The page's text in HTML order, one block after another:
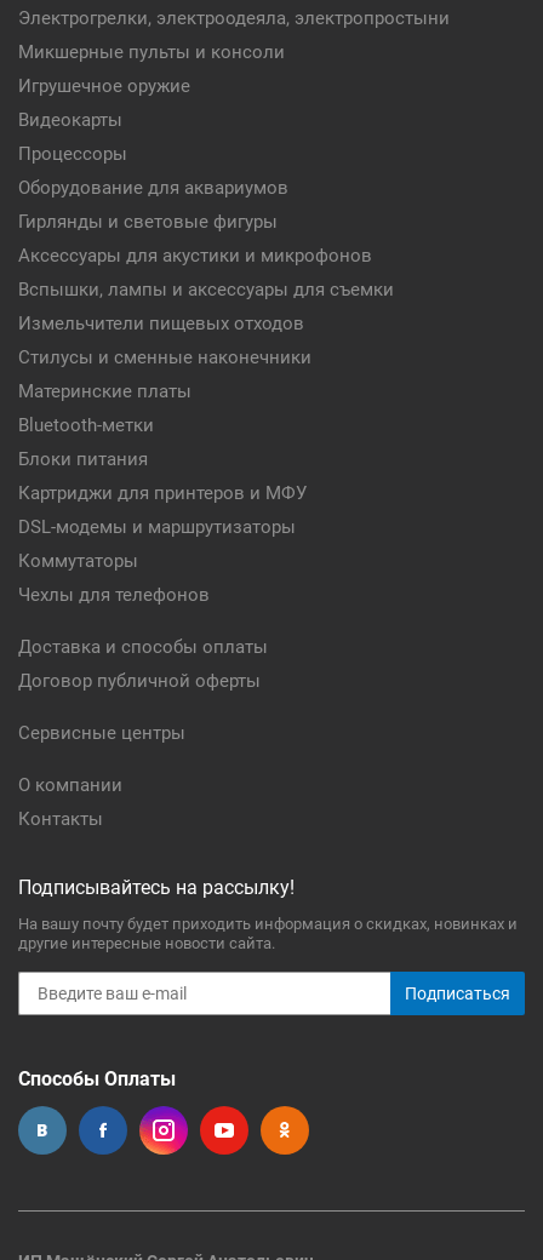
Электрогрелки, электроодеяла, электропростыни
Микшерные пульты и консоли
Игрушечное оружие
Видеокарты
Процессоры
Оборудование для аквариумов
Гирлянды и световые фигуры
Аксессуары для акустики и микрофонов
Вспышки, лампы и аксессуары для съемки
Измельчители пищевых отходов
Стилусы и сменные наконечники
Материнские платы
Bluetooth-метки
Блоки питания
Картриджи для принтеров и МФУ
DSL-модемы и маршрутизаторы
Коммутаторы
Чехлы для телефонов
Доставка и способы оплаты
Договор публичной оферты
Сервисные центры
О компании
Контакты
Подписывайтесь на рассылку!
На вашу почту будет приходить информация о скидках, новинках и
другие интересные новости сайта.
Подписаться
Способы Оплаты